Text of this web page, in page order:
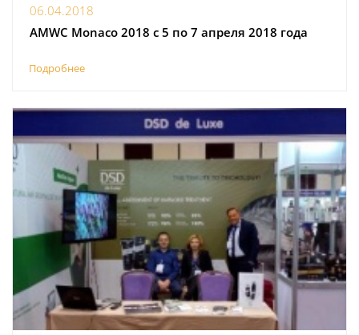
06.04.2018
AMWC Monaco 2018 с 5 по 7 апреля 2018 года
Подробнее